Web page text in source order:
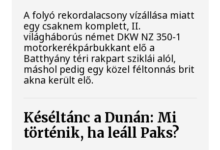
A folyó rekordalacsony vízállása miatt
egy csaknem komplett, II.
világháborús német DKW NZ 350-1
motorkerékpárbukkant elő a
Batthyány téri rakpart sziklái alól,
máshol pedig egy közel féltonnás brit
akna került elő.
Késéltánc a Dunán: Mi
történik, ha leáll Paks?